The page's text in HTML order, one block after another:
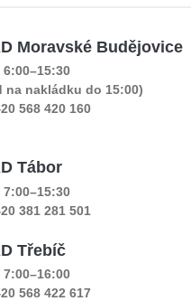
Moravské Budějovice
6:00–15:30
na nakládku do 15:00)
568 420 160
Tábor
7:00–15:30
381 281 501
Třebíč
7:00–16:00
568 422 617